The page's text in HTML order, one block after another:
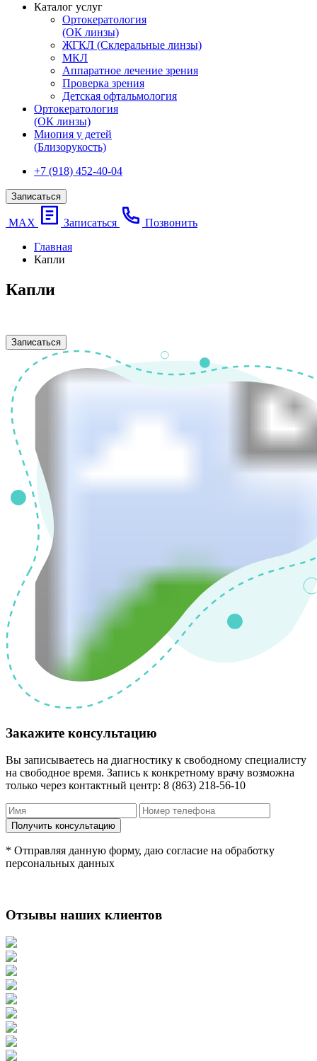
Каталог услуг
Ортокератология
(ОК линзы)
ЖГКЛ (Склеральные линзы)
МКЛ
Аппаратное лечение зрения
Проверка зрения
Детская офтальмология
Ортокератология
(ОК линзы)
Миопия у детей
(Близорукость)
+7 (918) 452-40-04
Записаться
МАХ Записаться
Позвонить
Главная
Капли
Капли
Записаться
Закажите консультацию
Вы записываетесь на диагностику к свободному специалисту
на свободное время. Запись к конкретному врачу возможна
только через контактный центр: 8 (863) 218-56-10
* Отправляя данную форму, даю согласие на обработку
персональных данных
Отзывы наших клиентов